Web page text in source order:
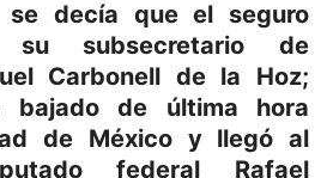
se decía que el seguro
su subsecretario de
Carbonell de la Hoz;
bajado de última hora
de México y llegó al
federal Rafael